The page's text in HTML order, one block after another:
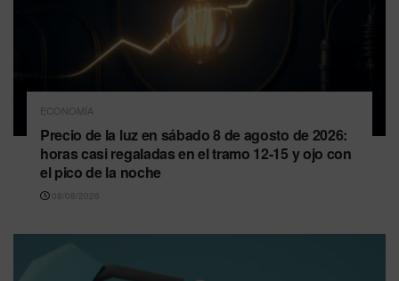
ECONOMÍA
Precio de la luz en sábado 8 de agosto de 2026:
horas casi regaladas en el tramo 12-15 y ojo con
el pico de la noche
08/08/2026